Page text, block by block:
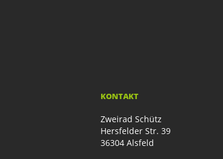
KONTAKT
Zweirad Schütz
Hersfelder Str. 39
36304 Alsfeld